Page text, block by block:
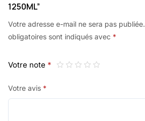
1250ML”
Votre adresse e-mail ne sera pas publiée.
obligatoires sont indiqués avec *
Votre note *
Votre avis *